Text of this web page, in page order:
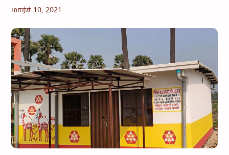
மார்ச் 10, 2021